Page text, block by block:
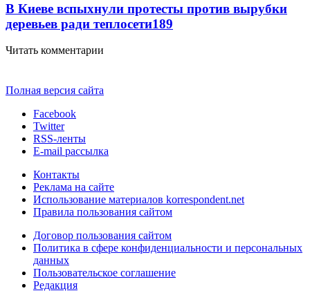
В Киеве вспыхнули протесты против вырубки
деревьев ради теплосети189
Читать комментарии
Полная версия сайта
Facebook
Twitter
RSS-ленты
E-mail рассылка
Контакты
Реклама на сайте
Использование материалов korrespondent.net
Правила пользования сайтом
Договор пользования сайтом
Политика в сфере конфиденциальности и персональных
данных
Пользовательское соглашение
Редакция